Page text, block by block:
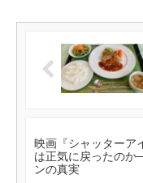
映画『シャッターア
は正気に戻ったのか
ンの真実